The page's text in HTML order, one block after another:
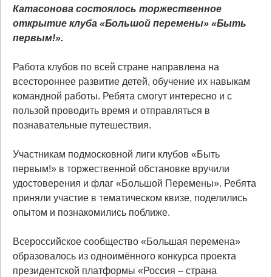
Катасонова состоялось торжественное
открытие клуба «Большой перемены» «Быть
первым!».
Работа клубов по всей стране направлена на
всестороннее развитие детей, обучение их навыкам
командной работы. Ребята смогут интересно и с
пользой проводить время и отправляться в
познавательные путешествия.
Участникам подмосковной лиги клубов «Быть
первым!» в торжественной обстановке вручили
удостоверения и флаг «Большой Перемены». Ребята
приняли участие в тематическом квизе, поделились
опытом и познакомились поближе.
Всероссийское сообщество «Большая перемена»
образовалось из одноимённого конкурса проекта
президентской платформы «Россия – страна